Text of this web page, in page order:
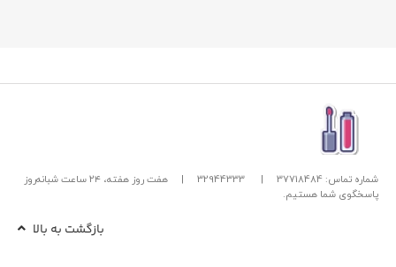
شماره تماس: 37718484 |
32944333
|
هفت روز هفته، ۲۴ ساعت شبانه‌روز
پاسخگوی شما هستیم.
بازگشت به بالا